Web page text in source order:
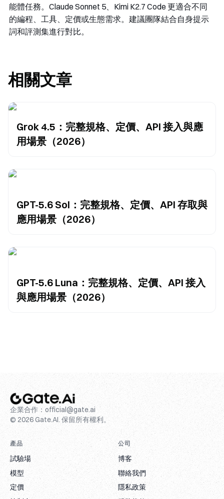
能體任務。Claude Sonnet 5、Kimi K2.7 Code 更適合不同
的編程、工具、定價或生態需求。建議團隊結合自身提示
詞和評測集進行對比。
相關文章
Grok 4.5：完整規格、定價、API 接入與應
用場景（2026）
GPT-5.6 Sol：完整規格、定價、API 存取與
應用場景（2026）
GPT-5.6 Luna：完整規格、定價、API 接入
與應用場景（2026）
企業合作： official@gate.ai
© 2026 Gate.AI. 保留所有權利。
產品
試驗場
模型
定價
公司
博客
聯絡我們
隱私政策